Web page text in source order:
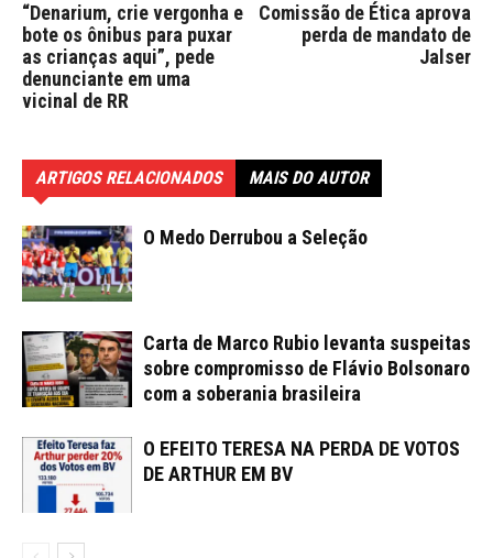
“Denarium, crie vergonha e
bote os ônibus para puxar
as crianças aqui”, pede
denunciante em uma
vicinal de RR
Comissão de Ética aprova
perda de mandato de
Jalser
ARTIGOS RELACIONADOS MAIS DO AUTOR
O Medo Derrubou a Seleção
Carta de Marco Rubio levanta suspeitas
sobre compromisso de Flávio Bolsonaro
com a soberania brasileira
O EFEITO TERESA NA PERDA DE VOTOS
DE ARTHUR EM BV